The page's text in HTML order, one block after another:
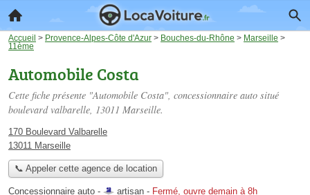
Accueil > Provence-Alpes-Côte d'Azur > Bouches-du-Rhône > Marseille >
11ème
Automobile Costa
Cette fiche présente "Automobile Costa", concessionnaire auto situé
boulevard valbarelle, 13011 Marseille.
170 Boulevard Valbarelle
13011 Marseille
📞 Appeler cette agence de location
Concessionnaire auto - artisan - Fermé, ouvre demain à 8h